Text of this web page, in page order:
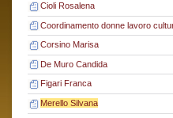
Cioli Rosalena
Coordinamento donne lavoro
Corsino Marisa
De Muro Candida
Figari Franca
Merello Silvana